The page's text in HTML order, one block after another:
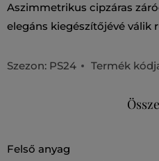
Aszimmetrikus cipzáras
elegáns kiegészítőjévé válik
Szezon: PS24 Termék
felső anyag